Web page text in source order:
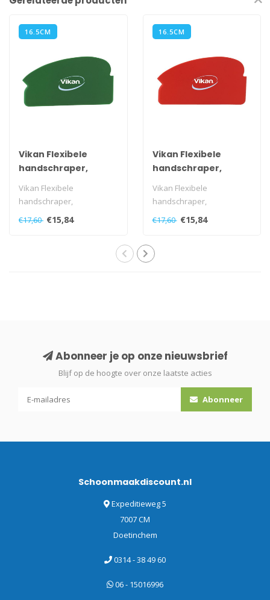
16.5CM
Vikan Flexibele
handschraper,
165x2x92mm, 10
stuks, groen
Vikan Flexibele
handschraper,
165x2x92mm, 10 stuks,
groen
€17,60 €15,84
16.5CM
Vikan Flexibele
handschraper,
165x2x92mm, 10
stuks, rood
Vikan Flexibele
handschraper,
165x2x92mm, 10 stuks,
rood
€17,60 €15,84
Abonneer je op onze nieuwsbrief
Blijf op de hoogte over onze laatste acties
Abonneer
Schoonmaakdiscount.nl
Expeditieweg 5
7007 CM
Doetinchem
0314 - 38 49 60
06 - 15016996